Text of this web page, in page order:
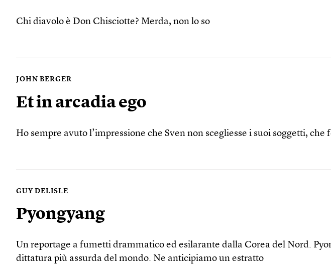
Chi diavolo è Don Chisciotte? Merda, non lo so
JOHN BERGER
Et in arcadia ego
Ho sempre avuto l’impressione che Sven non scegliesse i suoi soggetti,
GUY DELISLE
Pyongyang
Un reportage a fumetti drammatico ed esilarante dalla Corea del Nord.
dittatura più assurda del mondo. Ne anticipiamo un estratto